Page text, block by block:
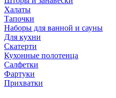
Халаты
Тапочки
Наборы для ванной и сауны
Для кухни
Скатерти
Кухонные полотенца
Салфетки
Фартуки
Прихватки